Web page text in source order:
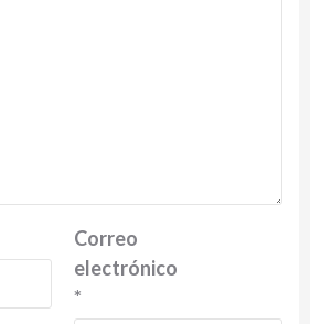
Correo
electrónico
*